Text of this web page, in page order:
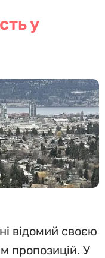
у
відомий своєю
пропозицій. У